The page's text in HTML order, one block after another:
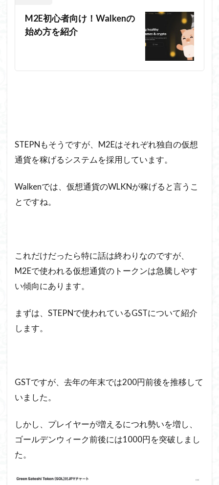
M2E初心者向け！Walkenの
始め方を紹介
STEPNもそうですが、M2Eはそれぞれ独自の仮想
通貨を稼げるシステムを採用しています。
Walkenでは、仮想通貨のWLKNが稼げると言うこ
とですね。
これだけだったら特に話は終わりなのですが、
M2Eで使われる仮想通貨のトークンは急騰しやす
い傾向にあります。
まずは、STEPNで使われているGSTについて紹介
します。
GSTですが、去年の年末では200円前後を推移して
いました。
しかし、プレイヤーが増えるにつれ勢いを増し、
ゴールデンウィーク前後には1000円を突破しまし
た。